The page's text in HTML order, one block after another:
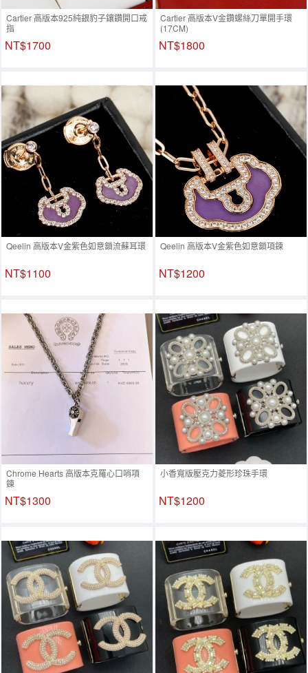
Cartier 高版本925純銀豹子鑲鑽開口戒
指
NT$1700
Cartier 高版本V金鑽螺絲刀單開手環
(17CM)
NT$1800
Qeelin 高版本V金紫色如意鎖流蘇耳環
NT$1100
Qeelin 高版本V金紫色如意鎖項鍊
NT$1200
Chrome Hearts 高版本克羅心口哨項
鍊
NT$1300
小香寬版壓克力菱形珍珠手環
NT$1200